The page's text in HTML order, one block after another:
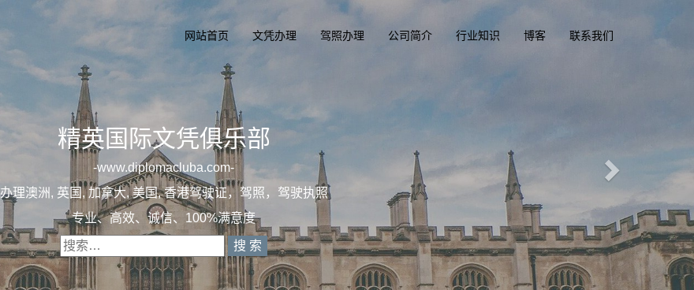
网站首页 文凭办理 驾照办理 公司简介 行业知识 博客 联系我们
精英国际文凭俱乐部
一diplomacluba.com一
办理澳洲, 英国, 加拿大, 美国, 香港驾驶证，驾照，驾驶执照
专业定制澳洲、英国、加拿大、美国驾照